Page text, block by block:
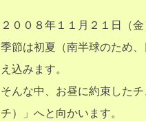
２００８年１１月２１日（
季節は初夏（南半球のため
え込みます。
そんな中、お昼に約束した
チ）」へと向かいます。